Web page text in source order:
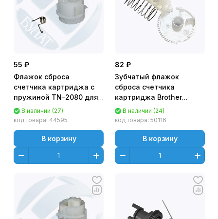
55 ₽
Флажок сброса
счетчика картриджа с
пружиной TN-2080 для
HL-2130
В наличии (27)
код товара: 44595
В корзину
82 ₽
Зубчатый флажок
сброса счетчика
картриджа Brother
TN3380 HL-
6180/5470/5450 высокая
В наличии (24)
код товара: 50116
В корзину